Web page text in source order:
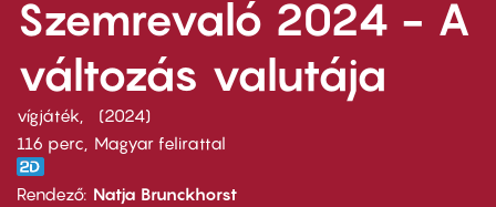
Szemrevaló 2024 - A
változás valutája
vígjáték
2024
116 perc,
Magyar felirattal
Rendező Natja Brunckhorst